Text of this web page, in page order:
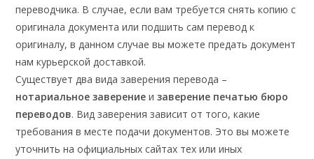
переводчика. В случае, если вам требуется снять копию с
оригинала документа или подшить сам перевод к
оригиналу, в данном случае вы можете предать документ
нам курьерской доставкой.
Существует два вида заверения перевода –
нотариальное заверение изаверение печатью бюро
переводов. Вид заверения зависит от того, какие
требования в месте подачи документов. Это вы можете
уточнить на официальных сайтах тех или иных